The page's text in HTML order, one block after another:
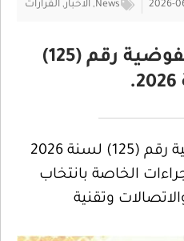
2026-
News
, الأخبار, القرارات
قرار مجلس المفوضية رقم (125)
لسنة 2026
الخاصة بانتخاب
وتقنية